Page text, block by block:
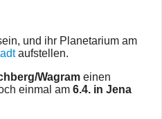
und ihr Planetarium am
aufstellen.
Wagram einen
einmal am 6.4. in Jena